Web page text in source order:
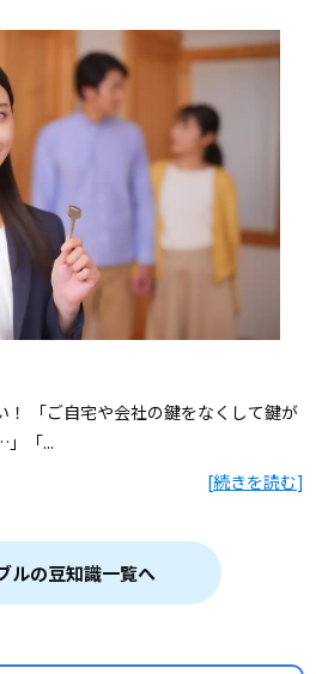
！ 「ご自宅や会社の鍵をなくして鍵が
」「...
[続きを読む]
ルの豆知識一覧へ